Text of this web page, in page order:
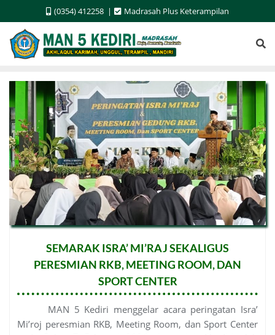
content
(0354) 412258 Madrasah Plus Keterampilan
SEMARAK ISRA’ MI’RAJ SEKALIGUS
PERESMIAN RKB, MEETING ROOM, DAN
SPORT CENTER
MAN 5 Kediri menggelar acara peringatan Isra’
Mi’roj peresmian RKB, Meeting Room, dan Sport Center